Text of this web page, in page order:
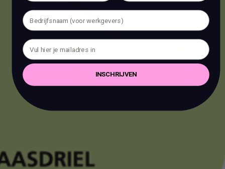
INSCHRIJVEN